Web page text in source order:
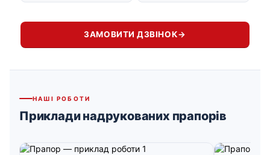
ЗАМОВИТИ ДЗВІНОК→
НАШІ РОБОТИ
Приклади надрукованих прапорів